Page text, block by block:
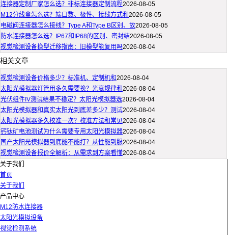
连接器定制厂家怎么选？非标连接器定制流程2026-08-05
M12分线盒怎么选？端口数、极性、接线方式和2026-08-05
电磁阀连接器怎么接线？Type A和Type B区别、故2026-08-05
防水连接器怎么选？IP67和IP68的区别、密封结2026-08-05
视觉检测设备换型迁移指南：旧模型能复用吗2026-08-04
相关文章
视觉检测设备价格多少？标准机、定制机和2026-08-04
太阳光模拟器灯管用多久需要换？光衰规律和2026-08-04
光伏组件IV测试结果不稳定？太阳光模拟器选2026-08-04
太阳光模拟器和真实太阳光到底差多少？测试2026-08-04
太阳光模拟器多久校准一次？校准方法和常见2026-08-04
钙钛矿电池测试为什么需要专用太阳光模拟器2026-08-04
国产太阳光模拟器到底能不能打？从性能到服2026-08-04
视觉检测设备报价全解析：从需求到方案看懂2026-08-04
关于我们
首页
关于我们
产品中心
M12防水连接器
太阳光模拟设备
视觉检测系统